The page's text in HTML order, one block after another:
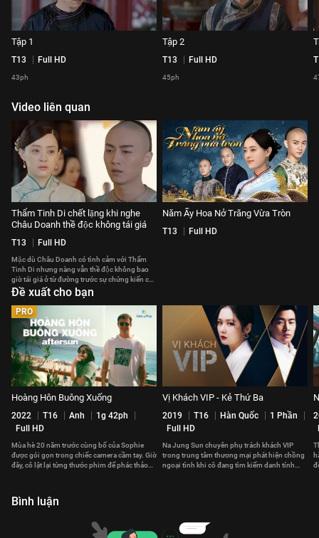
Tập 1
T13 Full HD
43ph
Tập 2
T13 Full HD
45ph
Video liên quan
Thẩm Tinh Di chết lặng khi nghe
Châu Doanh thề độc không tái giá
T13 Full HD
Mặc dù Châu Doanh có tình cảm với Thẩm
Tinh Di nhưng nàng vẫn thề độc không bao
giờ tái giá ở từ đường trước sự chứng kiến của
mọi người.
Năm Ấy Hoa Nở Trăng Vừa Tròn
T13 Full HD
Đề xuất cho bạn
PRO
Hoàng Hôn Buông Xuống
2022 T16 Anh
1g 42ph
Full HD
Mùa hè 20 năm trước cùng bố của Sophie
được gói gọn trong chiếc camera cầm tay. Giờ
đây, cô lật lại từng thước phim để phác thảo
Vị Khách VIP - Kẻ Thứ Ba
2019 T16 Hàn Quốc
1 Phần
Full HD
Na Jung Sun chuyên phụ trách khách VIP
trong trung tâm thương mại phát hiện chồng
ngoại tình khi cô đang tìm kiếm danh tính
Bình luận